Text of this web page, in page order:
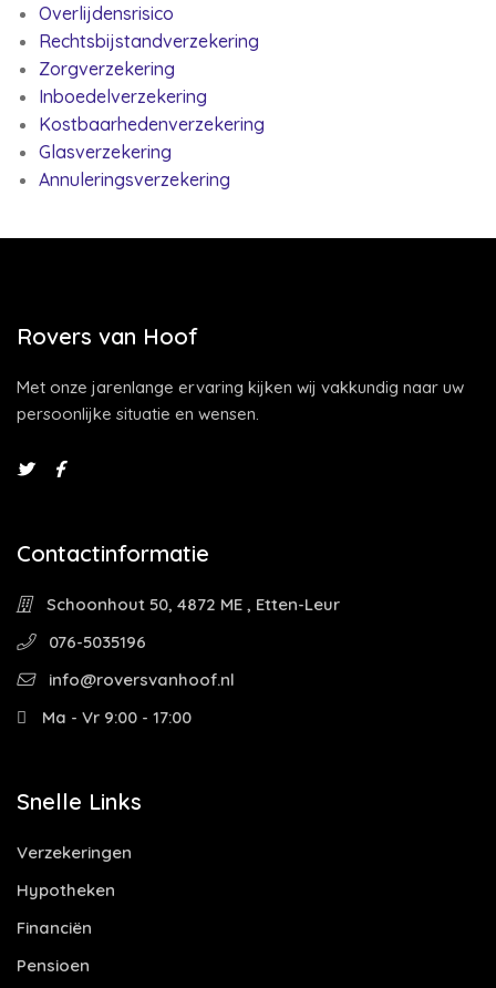
Overlijdensrisico
Rechtsbijstandverzekering
Zorgverzekering
Inboedelverzekering
Kostbaarhedenverzekering
Glasverzekering
Annuleringsverzekering
Rovers van Hoof
Met onze jarenlange ervaring kijken wij vakkundig naar uw
persoonlijke situatie en wensen.
Contactinformatie
Schoonhout 50, 4872 ME , Etten-Leur
076-5035196
info@roversvanhoof.nl
Ma - Vr 9:00 - 17:00
Snelle Links
Verzekeringen
Hypotheken
Financiën
Pensioen